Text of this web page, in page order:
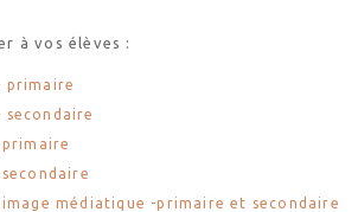
à vos élèves :
primaire
médiatique -primaire et secondaire